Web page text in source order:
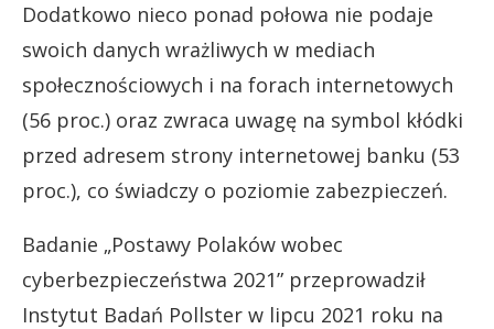
Dodatkowo nieco ponad połowa nie podaje
swoich danych wrażliwych w mediach
społecznościowych i na forach internetowych
(56 proc.) oraz zwraca uwagę na symbol kłódki
przed adresem strony internetowej banku (53
proc.), co świadczy o poziomie zabezpieczeń.
Badanie „Postawy Polaków wobec
cyberbezpieczeństwa 2021” przeprowadził
Instytut Badań Pollster w lipcu 2021 roku na